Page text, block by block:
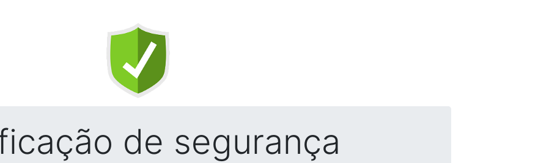
de segurança